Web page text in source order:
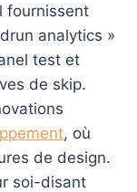
fournissent
analytics »
test et
de skip.
, où
de design.
soi-disant